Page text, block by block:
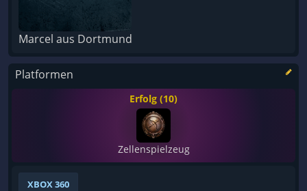
Marcel aus Dortmund
Platformen
Erfolg (10)
Zellenspielzeug
XBOX 360